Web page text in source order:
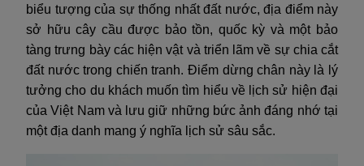
biểu tượng của sự thống nhất đất nước, địa điểm này
sở hữu cây cầu được bảo tồn, quốc kỳ và một bảo
tàng trưng bày các hiện vật và triển lãm về sự chia cắt
đất nước trong chiến tranh. Điểm dừng chân này là lý
tưởng cho du khách muốn tìm hiểu về lịch sử hiện đại
của Việt Nam và lưu giữ những bức ảnh đáng nhớ tại
một địa danh mang ý nghĩa lịch sử sâu sắc.